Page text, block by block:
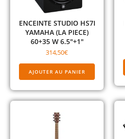
ENCEINTE STUDIO HS7I
YAMAHA (LA PIECE)
60+35 W 6.5″+1″
314,50€
AJOUTER AU PANIER